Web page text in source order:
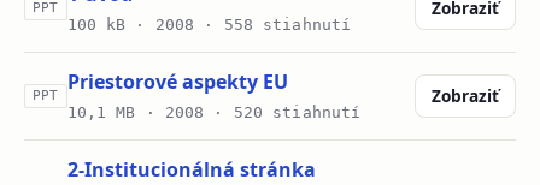
PPT
100 kB · 2008 · 558 stiahnutí
Zobraziť
PPT
Priestorové aspekty EU
10,1 MB · 2008 · 520 stiahnutí
Zobraziť
2-Institucionálná stránka